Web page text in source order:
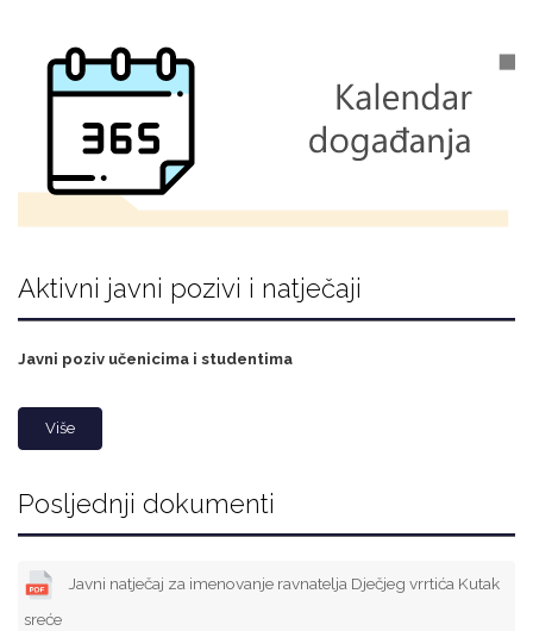
Aktivni javni pozivi i natječaji
Javni poziv učenicima i studentima
Više
Posljednji dokumenti
Javni natječaj za imenovanje ravnatelja Dječjeg vrrtića Kutak
sreće